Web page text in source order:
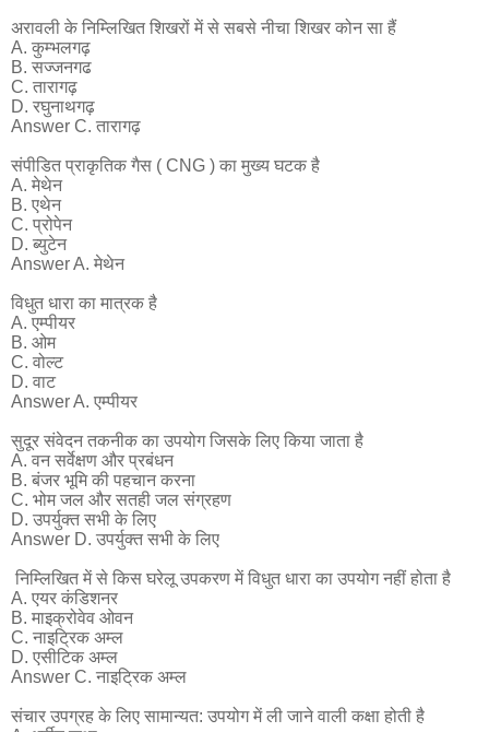
अरावली के निम्लिखित शिखरों में से सबसे नीचा शिखर कोन सा हैं
A. कुम्भलगढ़
B. सज्जनगढ
C. तारागढ़
D. रघुनाथगढ़
Answer C. तारागढ़
संपीडित प्राकृतिक गैस ( CNG ) का मुख्य घटक है
A. मेथेन
B. एथेन
C. प्रोपेन
D. ब्युटेन
Answer A. मेथेन
विधुत धारा का मात्रक है
A. एम्पीयर
B. ओम
C. वोल्ट
D. वाट
Answer A. एम्पीयर
सुदूर संवेदन तकनीक का उपयोग जिसके लिए किया जाता है
A. वन सर्वेक्षण और प्रबंधन
B. बंजर भूमि की पहचान करना
C. भोम जल और सतही जल संग्रहण
D. उपर्युक्त सभी के लिए
Answer D. उपर्युक्त सभी के लिए
निम्लिखित में से किस घरेलू उपकरण में विधुत धारा का उपयोग नहीं होता है
A. एयर कंडिशनर
B. माइक्रोवेव ओवन
C. नाइट्रिक अम्ल
D. एसीटिक अम्ल
Answer C. नाइट्रिक अम्ल
संचार उपग्रह के लिए सामान्यत: उपयोग में ली जाने वाली कक्षा होती है